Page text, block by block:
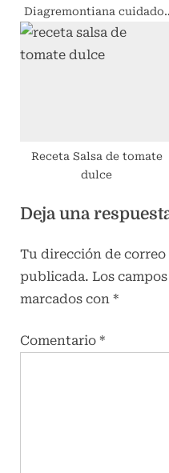
Diagremontiana cuidados
y reproducción.
Receta Salsa de tomate
dulce
Deja una
Tu dirección de
publicada. Los
marcados con *
Comentario *